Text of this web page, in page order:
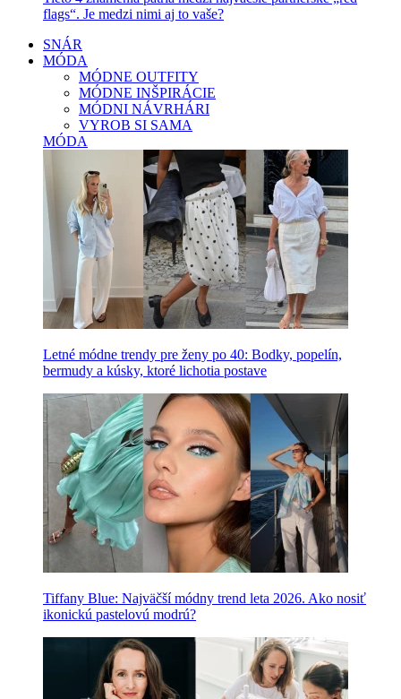
flags“. Je medzi nimi aj to vaše?
SNÁR
MÓDA
MÓDNE OUTFITY
MÓDNE INŠPIRÁCIE
MÓDNI NÁVRHÁRI
VYROB SI SAMA
MÓDA
Letné módne trendy pre ženy po 40: Bodky, popelín,
bermudy a kúsky, ktoré lichotia postave
Tiffany Blue: Najväčší módny trend leta 2026. Ako nosiť
ikonickú pastelovú modrú?